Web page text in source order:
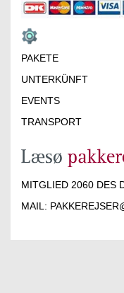
PAKETE
UNTERKÜNFT
EVENTS
TRANSPORT
MITGLIED 2060 DES
MAIL: